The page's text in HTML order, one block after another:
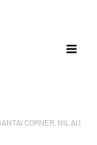
CORNER, NILAI |